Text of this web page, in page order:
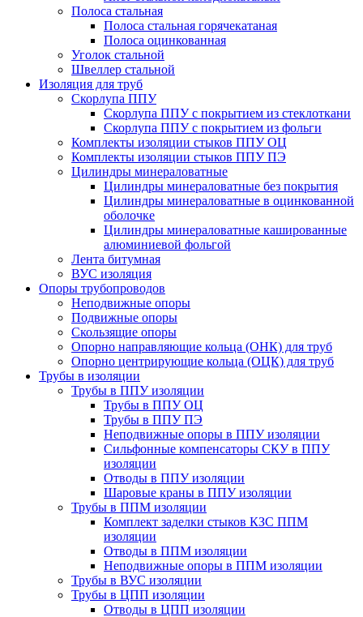
Полоса стальная
Полоса стальная горячекатаная
Полоса оцинкованная
Уголок стальной
Швеллер стальной
Изоляция для труб
Скорлупа ППУ
Скорлупа ППУ с покрытием из стеклоткани
Скорлупа ППУ с покрытием из фольги
Комплекты изоляции стыков ППУ ОЦ
Комплекты изоляции стыков ППУ ПЭ
Цилиндры минераловатные
Цилиндры минераловатные без покрытия
Цилиндры минераловатные в оцинкованной
оболочке
Цилиндры минераловатные кашированные
алюминиевой фольгой
Лента битумная
ВУС изоляция
Опоры трубопроводов
Неподвижные опоры
Подвижные опоры
Скользящие опоры
Опорно направляющие кольца (ОНК) для труб
Опорно центрирующие кольца (ОЦК) для труб
Трубы в изоляции
Трубы в ППУ изоляции
Трубы в ППУ ОЦ
Трубы в ППУ ПЭ
Неподвижные опоры в ППУ изоляции
Сильфонные компенсаторы СКУ в ППУ
изоляции
Отводы в ППУ изоляции
Шаровые краны в ППУ изоляции
Трубы в ППМ изоляции
Комплект заделки стыков КЗС ППМ
изоляции
Отводы в ППМ изоляции
Неподвижные опоры в ППМ изоляции
Трубы в ВУС изоляции
Трубы в ЦПП изоляции
Отводы в ЦПП изоляции